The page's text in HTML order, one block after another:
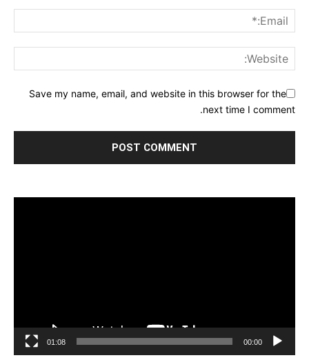
Save my name, email, and website in this browser for the
next time I comment.
00:00
01:08